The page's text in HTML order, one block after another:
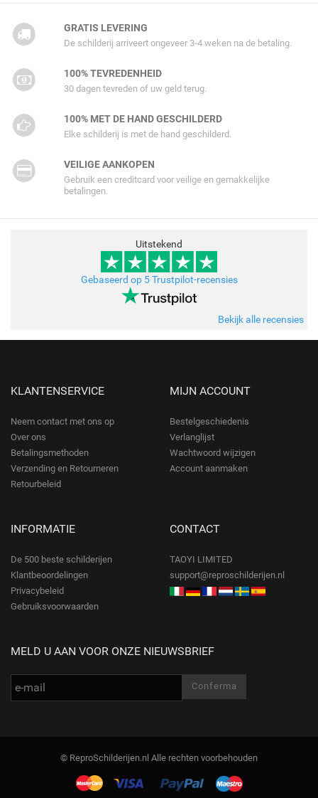
GRATIS LEVERING
De schilderij arriveert ongeveer 3-4 weken na de betaling.
100% TEVREDENHEID
30 dagen tevreden of uw geld terug.
100% MET DE HAND GESCHILDERD
Elke schilderij is met de hand geschilderd.
VEILIGE AANKOPEN
Gebruik een creditcard voor veilige en gemakkelijke
betalingen.
Uitstekend
Gebaseerd op 5 Trustpilot-recensies
Bekijk alle recensies
KLANTENSERVICE
Neem contact met ons op
Over ons
Betalingsmethoden
Verzending en Retourneren
Retourbeleid
MIJN ACCOUNT
Bestelgeschiedenis
Verlanglijst
Wachtwoord wijzigen
Account aanmaken
INFORMATIE
De 500 beste schilderijen
Klantbeoordelingen
Privacybeleid
Gebruiksvoorwaarden
CONTACT
TAOYI LIMITED
support@reproschilderijen.nl
MELD U AAN VOOR ONZE NIEUWSBRIEF
© ReproSchilderijen.nl Alle rechten voorbehouden